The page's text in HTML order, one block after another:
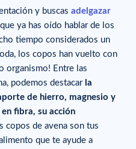
y buscas adelgazar
ya has oído hablar de los
tiempo considerados un
los copos han vuelto con
organismo! Entre las
podemos destacar la
de hierro, magnesio y
fibra, su acción
copos de avena son tus
que te ayude a